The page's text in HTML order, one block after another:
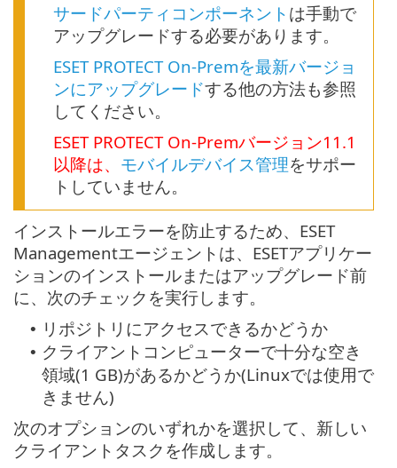
サードパーティコンポーネント は手動で
アップグレードする必要があります。
ESET PROTECT On-Premを最新バージョ
ンにアップグレードする他の方法も参照
してください。
ESET PROTECT On-Premバージョン11.1
以降は、 モバイルデバイス管理をサポー
トしていません。
インストールエラーを防止するため、ESET
Managementエージェントは、ESETアプリケー
ションのインストールまたはアップグレード前
に、次のチェックを実行します。
• リポジトリにアクセスできるかどうか
• クライアントコンピューターで十分な空き
領域(1 GB)があるかどうか(Linuxでは使用で
きません)
次のオプションのいずれかを選択して、新しい
クライアントタスクを作成します。